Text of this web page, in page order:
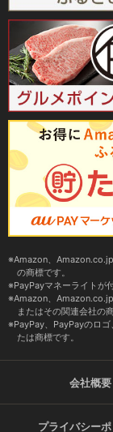
Amazon、
の商標です。
PayPayマネーライトが
Amazon、
またはその関連会社の
PayPay、PayPayのロ
たは商標です。
会社概要
プライバシー